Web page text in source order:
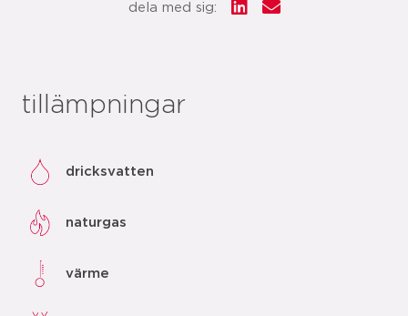
dela med sig:
tillämpningar
dricksvatten
naturgas
värme